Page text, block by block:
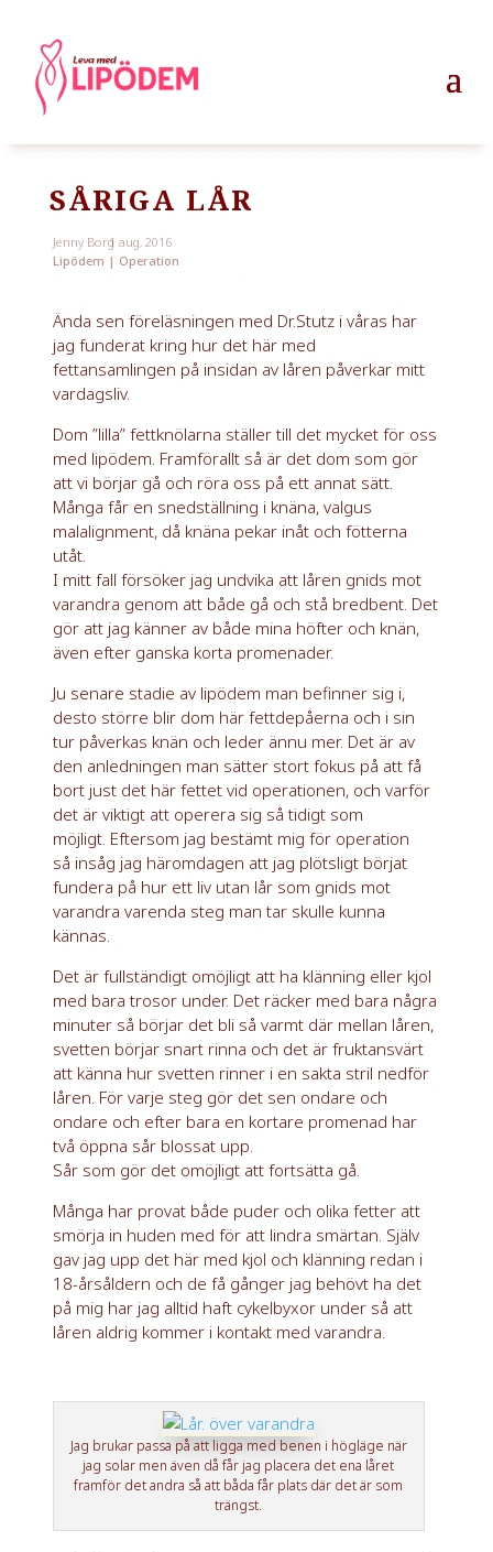
SÅRIGA LÅR
Jenny Borg1 aug, 2016
Lipödem | Operation
Ända sen föreläsningen med Dr.Stutz i våras har
jag funderat kring hur det här med
fettansamlingen på insidan av låren påverkar mitt
vardagsliv.
Dom ”lilla” fettknölarna ställer till det mycket för oss
med lipödem. Framförallt så är det dom som gör
att vi börjar gå och röra oss på ett annat sätt.
Många får en snedställning i knäna, valgus
malalignment, då knäna pekar inåt och fötterna
utåt.
I mitt fall försöker jag undvika att låren gnids mot
varandra genom att både gå och stå bredbent. Det
gör att jag känner av både mina höfter och knän,
även efter ganska korta promenader.
Ju senare stadie av lipödem man befinner sig i,
desto större blir dom här fettdepåerna och i sin
tur påverkas knän och leder ännu mer. Det är av
den anledningen man sätter stort fokus på att få
bort just det här fettet vid operationen, och varför
det är viktigt att operera sig så tidigt som
möjligt. Eftersom jag bestämt mig för operation
så insåg jag häromdagen att jag plötsligt börjat
fundera på hur ett liv utan lår som gnids mot
varandra varenda steg man tar skulle kunna
kännas.
Det är fullständigt omöjligt att ha klänning eller kjol
med bara trosor under. Det räcker med bara några
minuter så börjar det bli så varmt där mellan låren,
svetten börjar snart rinna och det är fruktansvärt
att känna hur svetten rinner i en sakta stril nedför
låren. För varje steg gör det sen ondare och
ondare och efter bara en kortare promenad har
två öppna sår blossat upp.
Sår som gör det omöjligt att fortsätta gå.
Många har provat både puder och olika fetter att
smörja in huden med för att lindra smärtan. Själv
gav jag upp det här med kjol och klänning redan i
18-årsåldern och de få gånger jag behövt ha det
på mig har jag alltid haft cykelbyxor under så att
låren aldrig kommer i kontakt med varandra.
Jag brukar passa på att ligga med benen i högläge när
jag solar men även då får jag placera det ena låret
framför det andra så att båda får plats där det är som
trängst.